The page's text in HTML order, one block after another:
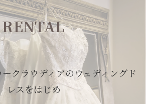
RENTAL
クラウディアのウェディングド
レスをはじめ